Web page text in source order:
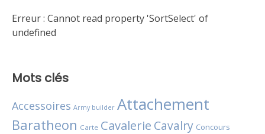
Erreur : Cannot read property 'SortSelect' of
undefined
Mots clés
Accessoires Army builder Attachement
Baratheon Carte Cavalerie Cavalry Concours